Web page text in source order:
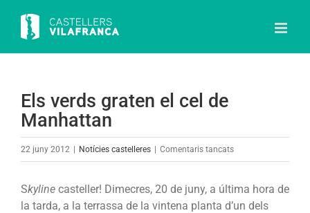
content
Els verds graten el cel de
Manhattan
22 juny 2012 Notícies castelleres Comentaris tancatsa
Skyline casteller! Dimecres, 20 de juny, a última hora de
la tarda, a la terrassa de la vintena planta d’un dels